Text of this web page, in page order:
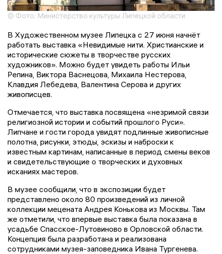
© Фото: Министерство культуры Липецкой области
В Художественном музее Липецка с 27 июня начнёт
работать выставка «Невидимые нити. Христианские и
исторические сюжеты в творчестве русских
художников». Можно будет увидеть работы Ильи
Репина, Виктора Васнецова, Михаила Нестерова,
Клавдия Лебедева, Валентина Серова и других
живописцев.
Отмечается, что выставка посвящена «незримой связи
религиозной истории и событий прошлого Руси».
Липчане и гости города увидят подлинные живописные
полотна, рисунки, этюды, эскизы и наброски к
известным картинам, написанные в период смены веков
и свидетельствующие о творческих и духовных
исканиях мастеров.
В музее сообщили, что в экспозиции будет
представлено около 80 произведений из личной
коллекции мецената Андрея Конькова из Москвы. Там
же отметили, что впервые выставка была показана в
усадьбе Спасское-Лутовиново в Орловской области.
Концепция была разработана и реализована
сотрудниками музея-заповедника Ивана Тургенева.